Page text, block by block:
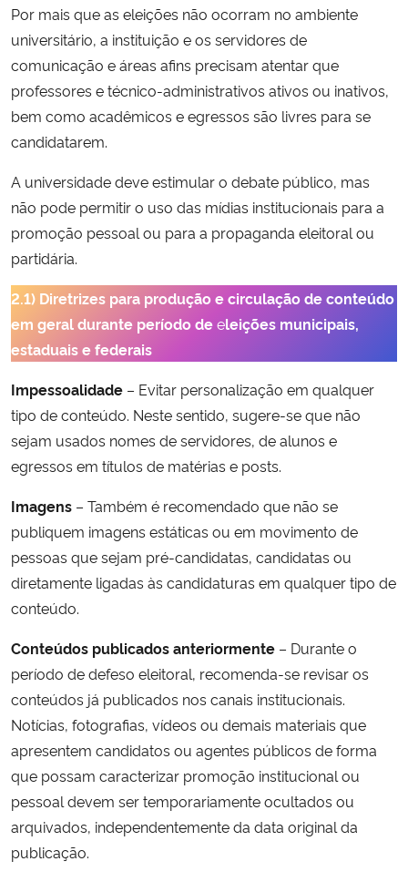
Por mais que as eleições não ocorram no ambiente
universitário, a instituição e os servidores de
comunicação e áreas afins precisam atentar que
professores e técnico-administrativos ativos ou inativos,
bem como acadêmicos e egressos são livres para se
candidatarem.
A universidade deve estimular o debate público, mas
não pode permitir o uso das mídias institucionais para a
promoção pessoal ou para a propaganda eleitoral ou
partidária.
2.1) Diretrizes para produção e circulação de conteúdo
em geral durante período deeleições municipais,
estaduais e federais
Impessoalidade – Evitar personalização em qualquer
tipo de conteúdo. Neste sentido, sugere-se que não
sejam usados nomes de servidores, de alunos e
egressos em títulos de matérias e posts.
Imagens – Também é recomendado que não se
publiquem imagens estáticas ou em movimento de
pessoas que sejam pré-candidatas, candidatas ou
diretamente ligadas às candidaturas em qualquer tipo de
conteúdo.
Conteúdos publicados anteriormente – Durante o
período de defeso eleitoral, recomenda-se revisar os
conteúdos já publicados nos canais institucionais.
Notícias, fotografias, vídeos ou demais materiais que
apresentem candidatos ou agentes públicos de forma
que possam caracterizar promoção institucional ou
pessoal devem ser temporariamente ocultados ou
arquivados, independentemente da data original da
publicação.